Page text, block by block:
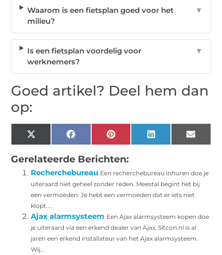
Waarom is een fietsplan goed voor het
milieu?
▼
Is een fietsplan voordelig voor
werknemers?
▼
Goed artikel? Deel hem dan
op:
X
(Twitter)
Facebook Pinterest LinkedIn Email
Gerelateerde Berichten:
Recherchebureau Een recherchebureau inhuren doe je
uiteraard niet geheel zonder reden. Meestal begint het bij
een vermoeden. Je hebt een vermoeden dat er iets niet
klopt....
Ajax alarmsysteem Een Ajax alarmsysteem kopen doe
je uiteraard via een erkend dealer van Ajax. Sitcon.nl is al
jaren een erkend installateur van het Ajax alarmsysteem.
Wij...